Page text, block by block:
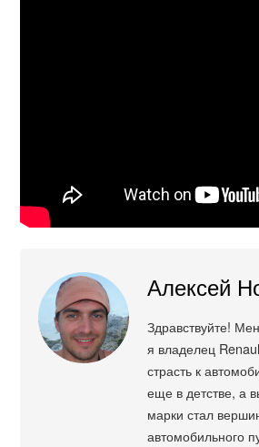
Алексей
Здравствуйте!
я владелец
страсть к
еще в детстве, а
марки стал
автомобильного